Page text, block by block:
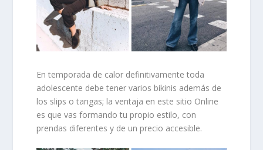
En temporada de calor definitivamente toda
adolescente debe tener varios bikinis además de
los slips o tangas; la ventaja en este sitio Online
es que vas formando tu propio estilo, con
prendas diferentes y de un precio accesible.